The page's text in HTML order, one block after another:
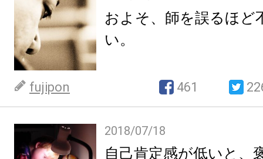
およそ、師を誤るほど
い。
fujipon 461
2018/07/18
自己肯定感が低いと、